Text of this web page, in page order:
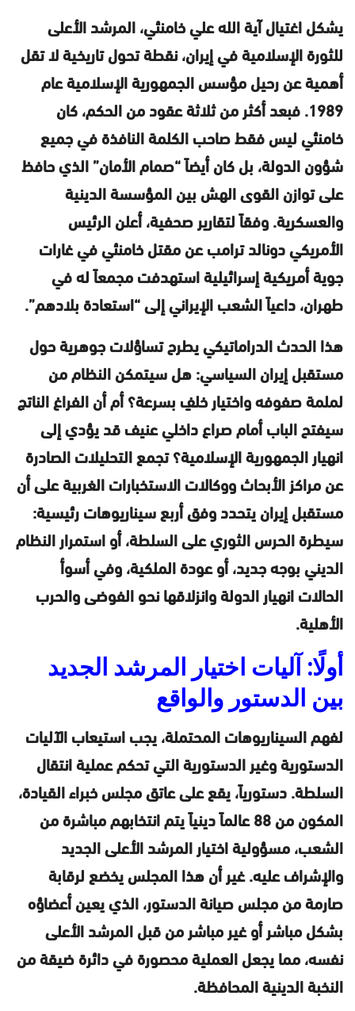
يشكل اغتيال آية الله علي خامنئي، المرشد الأعلى
للثورة الإسلامية في إيران، نقطة تحول تاريخية لا تقل
أهمية عن رحيل مؤسس الجمهورية الإسلامية عام
1989. فبعد أكثر من ثلاثة عقود من الحكم، كان
خامنئي ليس فقط صاحب الكلمة النافذة في جميع
شؤون الدولة، بل كان أيضاً “صمام الأمان” الذي حافظ
على توازن القوى الهش بين المؤسسة الدينية
والعسكرية. وفقاً لتقارير صحفية، أعلن الرئيس
الأمريكي دونالد ترامب عن مقتل خامنئي في غارات
جوية أمريكية إسرائيلية استهدفت مجمعاً له في
طهران، داعياً الشعب الإيراني إلى “استعادة بلادهم”.
هذا الحدث الدراماتيكي يطرح تساؤلات جوهرية حول
مستقبل إيران السياسي: هل سيتمكن النظام من
لملمة صفوفه واختيار خلفٍ بسرعة؟ أم أن الفراغ الناتج
سيفتح الباب أمام صراع داخلي عنيف قد يؤدي إلى
انهيار الجمهورية الإسلامية؟ تجمع التحليلات الصادرة
عن مراكز الأبحاث ووكالات الاستخبارات الغربية على أن
مستقبل إيران يتحدد وفق أربع سيناريوهات رئيسية:
سيطرة الحرس الثوري على السلطة، أو استمرار النظام
الديني بوجه جديد، أو عودة الملكية، وفي أسوأ
الحالات انهيار الدولة وانزلاقها نحو الفوضى والحرب
الأهلية.
أولًا: آليات اختيار المرشد الجديد
بين الدستور والواقع
لفهم السيناريوهات المحتملة، يجب استيعاب الآليات
الدستورية وغير الدستورية التي تحكم عملية انتقال
السلطة. دستورياً، يقع على عاتق مجلس خبراء القيادة،
المكون من 88 عالماً دينياً يتم انتخابهم مباشرة من
الشعب، مسؤولية اختيار المرشد الأعلى الجديد
والإشراف عليه. غير أن هذا المجلس يخضع لرقابة
صارمة من مجلس صيانة الدستور، الذي يعين أعضاؤه
بشكل مباشر أو غير مباشر من قبل المرشد الأعلى
نفسه، مما يجعل العملية محصورة في دائرة ضيقة من
النخبة الدينية المحافظة.